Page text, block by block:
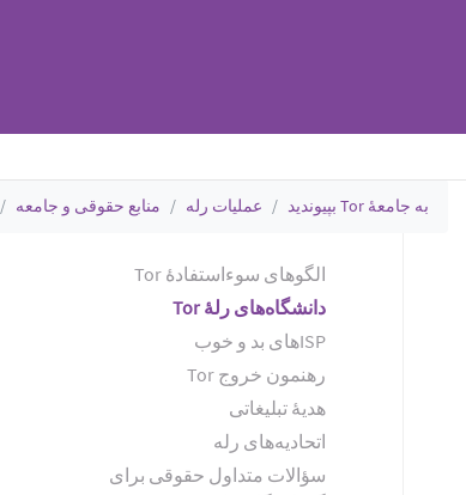
به جامعهٔ Tor بپیوندید عملیات رله منابع حقوقی و جامعه
الگوهای سوءاستفادهٔ Tor
دانشگاه‌های رلهٔ Tor
ISPهای بد و خوب
رهنمون خروج Tor
هدیهٔ تبلیغاتی
اتحادیه‌های رله
سؤالات متداول حقوقی برای